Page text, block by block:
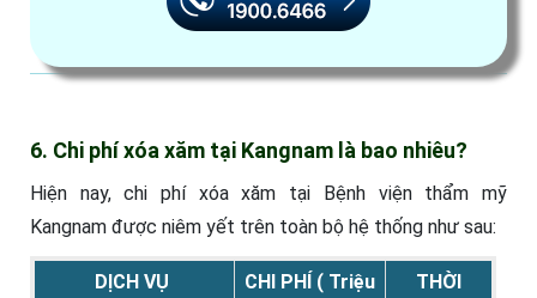
6. Chi phí xóa xăm tại Kangnam là bao nhiêu?
Hiện nay, chi phí xóa xăm tại Bệnh viện thẩm mỹ
Kangnam được niêm yết trên toàn bộ hệ thống như sau:
DỊCH VỤ
CHI PHÍ ( Triệu
THỜI